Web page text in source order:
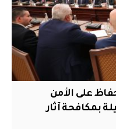
على الأمن
بمكافحة آثار